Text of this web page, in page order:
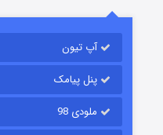
باب
قسمت6 (زیرنویس)
آپ تیون
پنل پیامک
ملودی 98